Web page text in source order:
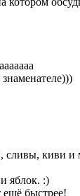
сливы,
яблок. :)
быстрее!